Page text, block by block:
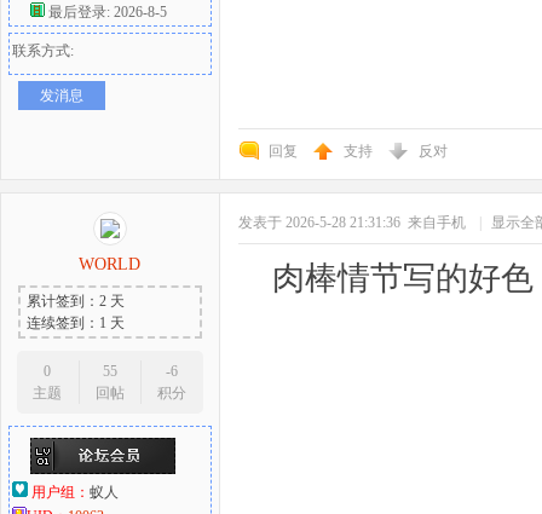
最后登录: 2026-8-5
联系方式:
发消息
回复 支持 反对
WORLD
累计签到：2 天
连续签到：1 天
0
主题
55
回帖
-6
积分
用户组： 蚁人
发表于 2026-5-28 21:31:36 来自手机 显示全
肉棒情节写的好